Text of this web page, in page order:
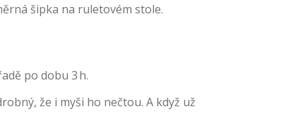
šipka na ruletovém stole.
po dobu 3 h.
že i myši ho nečtou. A když už